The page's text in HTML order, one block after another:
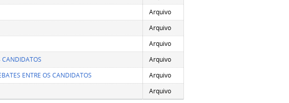
Arquivo
Arquivo
Arquivo
CANDIDATOS
Arquivo
ENTRE OS CANDIDATOS
Arquivo
Arquivo